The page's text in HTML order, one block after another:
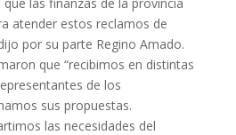
atender estos reclamos de
por su parte Regino Amado.
que “recibimos en distintas
de los
sus propuestas.
las necesidades del